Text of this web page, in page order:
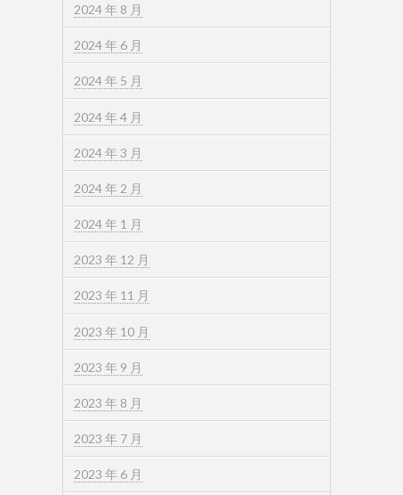
2024 年 8 月
2024 年 6 月
2024 年 5 月
2024 年 4 月
2024 年 3 月
2024 年 2 月
2024 年 1 月
2023 年 12 月
2023 年 11 月
2023 年 10 月
2023 年 9 月
2023 年 8 月
2023 年 7 月
2023 年 6 月